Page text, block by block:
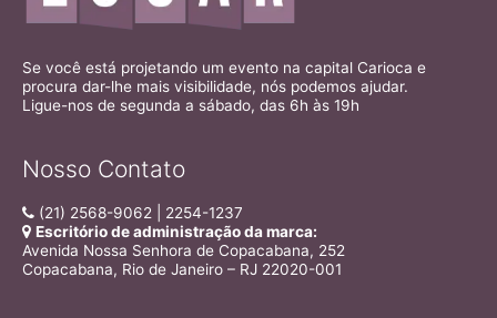
Se você está projetando um evento na capital Carioca e
procura dar-lhe mais visibilidade, nós podemos ajudar.
Ligue-nos de segunda a sábado, das 6h às 19h
Nosso Contato
(21) 2568-9062 | 2254-1237
Escritório de administração da marca:
Avenida Nossa Senhora de Copacabana, 252
Copacabana, Rio de Janeiro – RJ 22020-001